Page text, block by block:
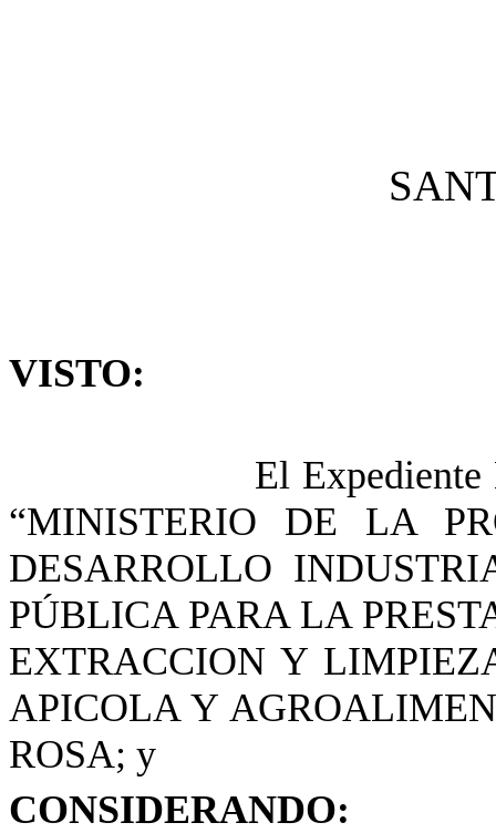
VISTO:
El Expediente Nº
“MINISTERIO DE LA
DESARROLLO
PÚBLICA PARA LA
EXTRACCION Y
APICOLA Y
ROSA; y
CONSIDERANDO: